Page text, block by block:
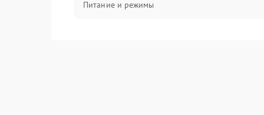
Питание и режимы